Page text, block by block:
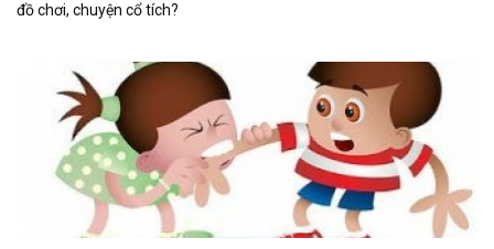
đồ chơi, chuyện cổ tích?